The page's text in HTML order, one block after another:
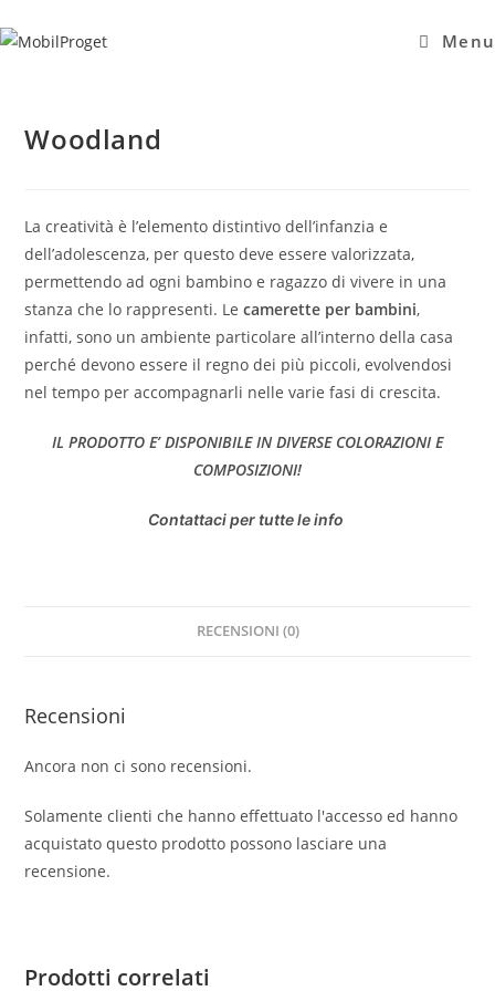
al
Menu
Woodland
La creatività è l’elemento distintivo dell’infanzia e
dell’adolescenza, per questo deve essere valorizzata,
permettendo ad ogni bambino e ragazzo di vivere in una
stanza che lo rappresenti. Lecamerette per bambini,
infatti, sono un ambiente particolare all’interno della casa
perché devono essere il regno dei più piccoli, evolvendosi
nel tempo per accompagnarli nelle varie fasi di crescita.
IL PRODOTTO E’ DISPONIBILE IN DIVERSE COLORAZIONI E
COMPOSIZIONI!
Contattaci per tutte le info
RECENSIONI (0)
Recensioni
Ancora non ci sono recensioni.
Solamente clienti che hanno effettuato l'accesso ed hanno
acquistato questo prodotto possono lasciare una
recensione.
Prodotti correlati